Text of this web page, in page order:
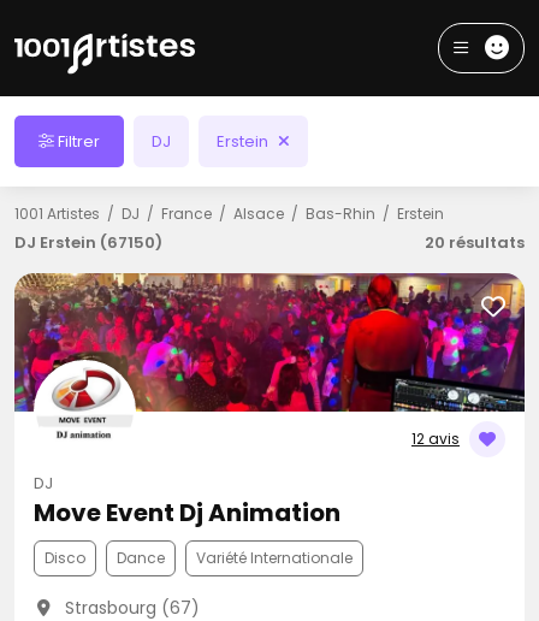
Filtrer DJ Erstein
1001 Artistes DJ France Alsace Bas-Rhin Erstein
DJ Erstein (67150) 20 résultats
12 avis
DJ
Move Event Dj Animation
Disco Dance Variété Internationale
Strasbourg (67)